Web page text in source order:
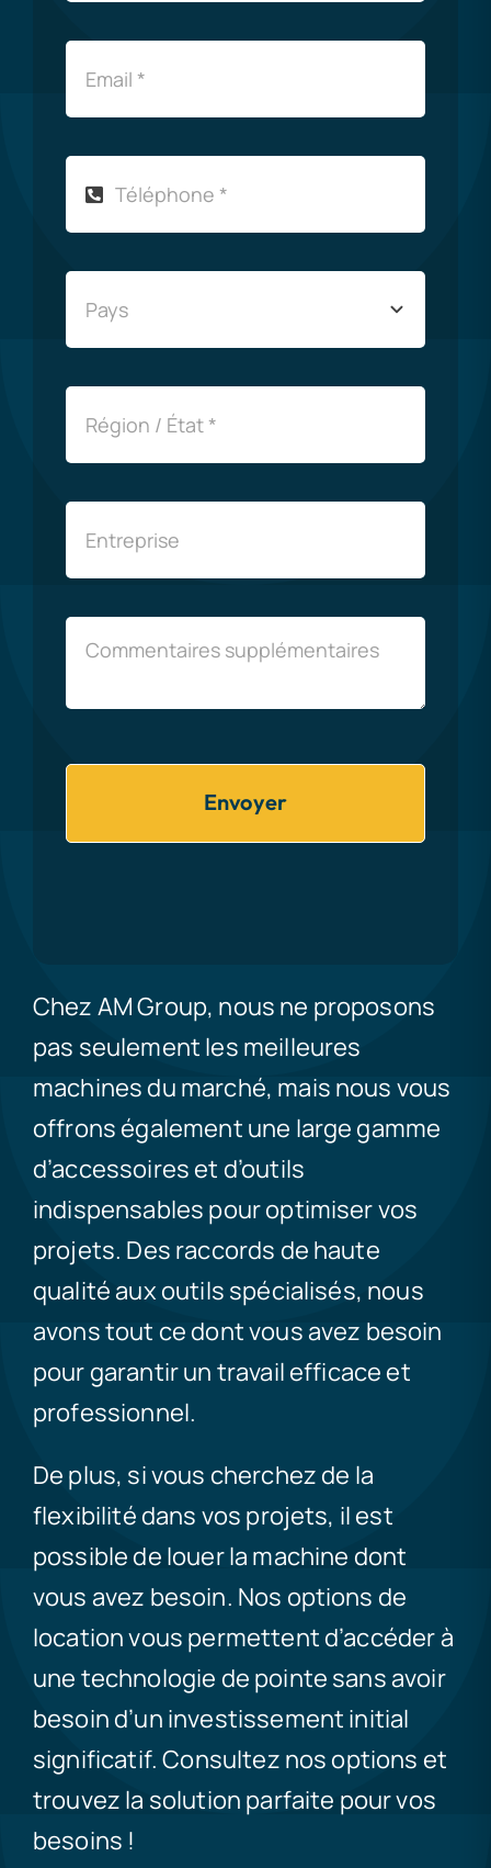
Envoyer
Chez AM Group, nous ne proposons
pas seulement les meilleures
machines du marché, mais nous vous
offrons également une large gamme
d’accessoires et d’outils
indispensables pour optimiser vos
projets. Des raccords de haute
qualité aux outils spécialisés, nous
avons tout ce dont vous avez besoin
pour garantir un travail efficace et
professionnel.
De plus, si vous cherchez de la
flexibilité dans vos projets, il est
possible de louer la machine dont
vous avez besoin. Nos options de
location vous permettent d’accéder à
une technologie de pointe sans avoir
besoin d’un investissement initial
significatif. Consultez nos options et
trouvez la solution parfaite pour vos
besoins !